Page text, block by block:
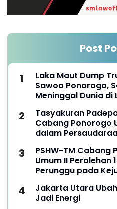
Post
Laka Maut Dump
Sawoo Ponorogo,
Meninggal Dunia di
Tasyakuran
Cabang Ponorogo
dalam
Tanggungjawab
PSHW-TM Cabang
Umum II Perolehan
Perunggu pada
Jakarta Utara
Jadi Energi